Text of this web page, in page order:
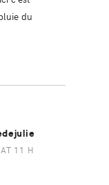
du
11 H